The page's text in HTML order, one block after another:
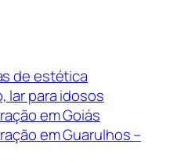
de estética
lar para idosos
em Goiás
em Guarulhos –